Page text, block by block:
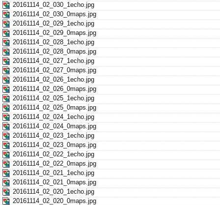
20161114_02_030_1echo.jpg
20161114_02_030_0maps.jpg
20161114_02_029_1echo.jpg
20161114_02_029_0maps.jpg
20161114_02_028_1echo.jpg
20161114_02_028_0maps.jpg
20161114_02_027_1echo.jpg
20161114_02_027_0maps.jpg
20161114_02_026_1echo.jpg
20161114_02_026_0maps.jpg
20161114_02_025_1echo.jpg
20161114_02_025_0maps.jpg
20161114_02_024_1echo.jpg
20161114_02_024_0maps.jpg
20161114_02_023_1echo.jpg
20161114_02_023_0maps.jpg
20161114_02_022_1echo.jpg
20161114_02_022_0maps.jpg
20161114_02_021_1echo.jpg
20161114_02_021_0maps.jpg
20161114_02_020_1echo.jpg
20161114_02_020_0maps.jpg